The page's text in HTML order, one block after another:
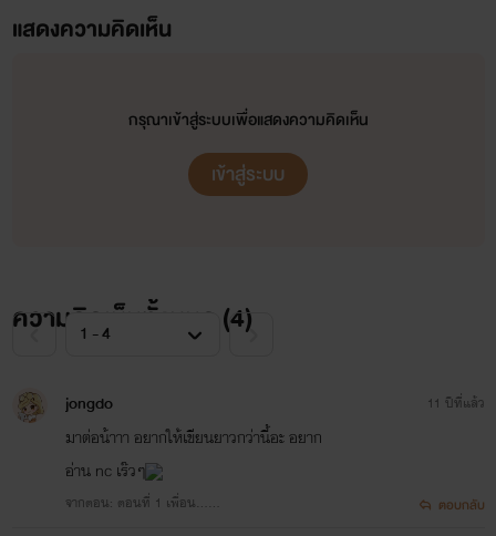
ฮารุ
แสดงความคิดเห็น
กรุณาเข้าสู่ระบบเพื่อแสดงความคิดเห็น
เข้าสู่ระบบ
ความคิดเห็นทั้งหมด (4)
jongdo
มาต่อน้าาา อยากให้เขียนยาวกว่านี้อะ อยาก
อ่าน nc เร๊วๆ
จากตอน: ตอนที่ 1 เพื่อน......
11 ปีที่แล้ว
ตอบกลับ